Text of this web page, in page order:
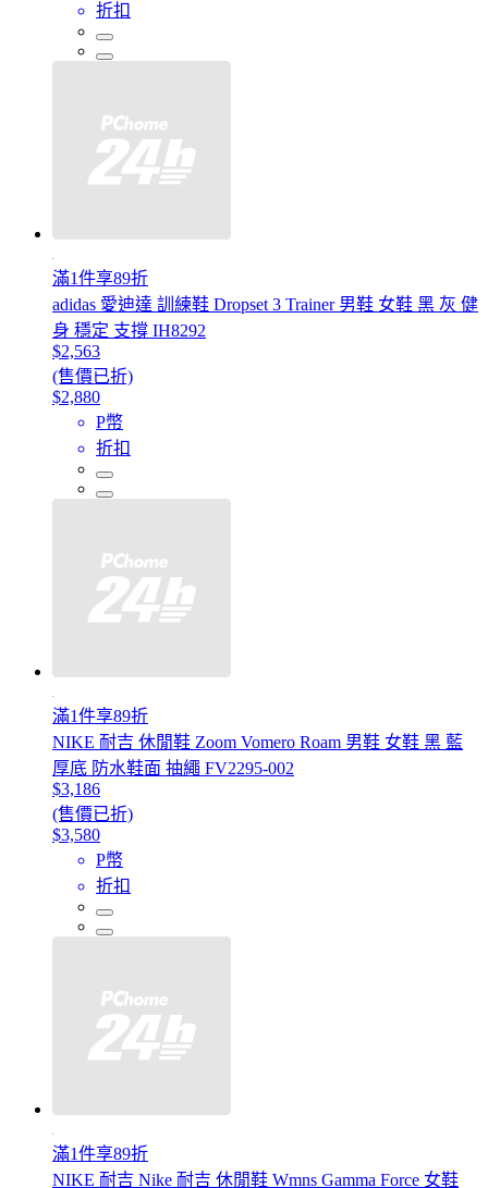
折扣
滿1件享89折
adidas 愛迪達 訓練鞋 Dropset 3 Trainer 男鞋 女鞋 黑 灰 健
身 穩定 支撐 IH8292
$2,563
(售價已折)
$2,880
P幣
折扣
滿1件享89折
NIKE 耐吉 休閒鞋 Zoom Vomero Roam 男鞋 女鞋 黑 藍
厚底 防水鞋面 抽繩 FV2295-002
$3,186
(售價已折)
$3,580
P幣
折扣
滿1件享89折
NIKE 耐吉 Nike 耐吉 休閒鞋 Wmns Gamma Force 女鞋